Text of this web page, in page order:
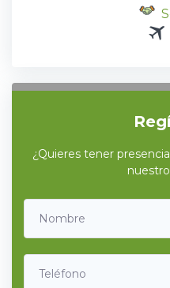
¿Quieres tener